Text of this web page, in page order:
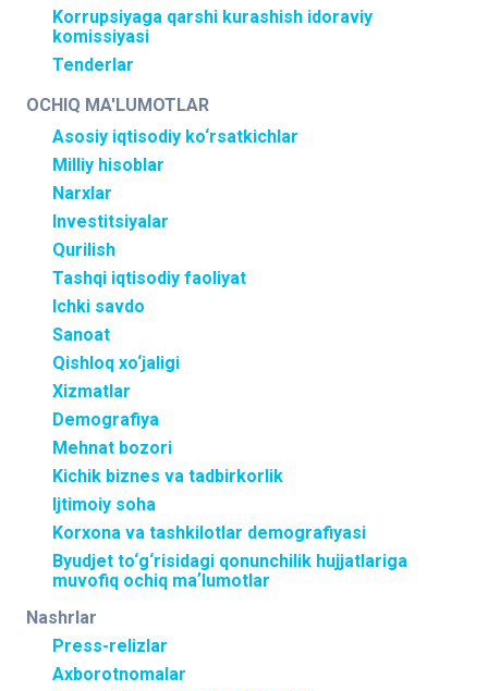
Korrupsiyaga qarshi kurashish idoraviy
komissiyasi
Tenderlar
OCHIQ MA'LUMOTLAR
Asosiy iqtisodiy ko‘rsatkichlar
Milliy hisoblar
Narxlar
Investitsiyalar
Qurilish
Tashqi iqtisodiy faoliyat
Ichki savdo
Sanoat
Qishloq xo‘jaligi
Xizmatlar
Demografiya
Mehnat bozori
Kichik biznes va tadbirkorlik
Ijtimoiy soha
Korxona va tashkilotlar demografiyasi
Byudjet to‘g‘risidagi qonunchilik hujjatlariga
muvofiq ochiq maʼlumotlar
Nashrlar
Press-relizlar
Axborotnomalar